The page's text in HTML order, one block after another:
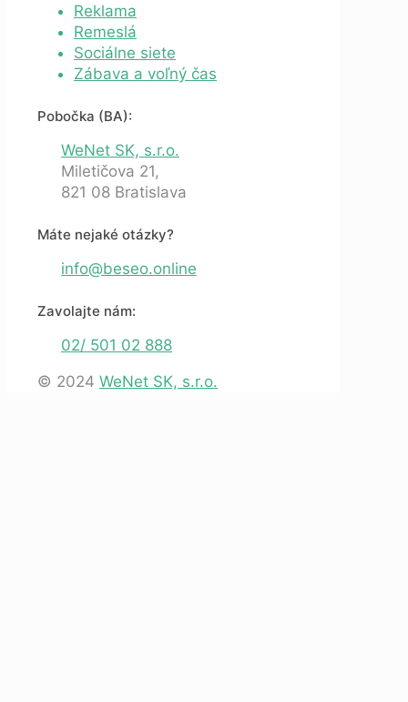
Reklama
Remeslá
Sociálne siete
Zábava a voľný čas
Pobočka (BA):
WeNet SK, s.r.o.
Miletičova 21,
821 08 Bratislava
Máte nejaké otázky?
info@beseo.online
Zavolajte nám:
02/ 501 02 888
© 2024 WeNet SK, s.r.o.